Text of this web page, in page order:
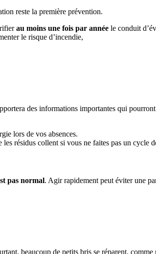
reste la première prévention.
au moins une fois par année le conduit
le risque d’incendie,
des informations importantes qui
lors de vos absences.
les résidus collent si vous ne faites pas un cycle
pas normal. Agir rapidement peut éviter une
beaucoup de petits bris se réparent,